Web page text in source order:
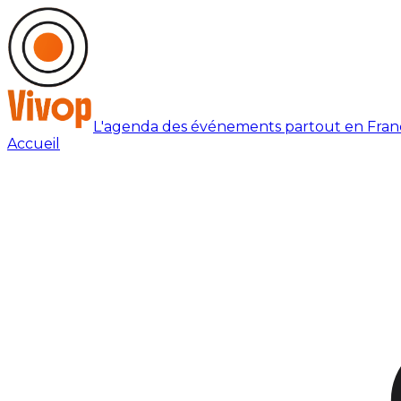
L'agenda des événements partout en
Accueil